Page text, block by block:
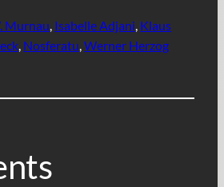
Murnau, Isabelle Adjani, Klaus
, Nosferatu, Werner Herzog